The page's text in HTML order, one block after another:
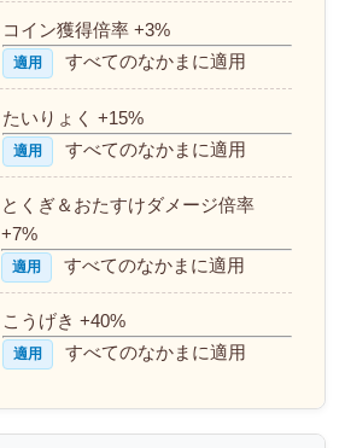
コイン獲得倍率 +3%
適用 すべてのなかまに適用
たいりょく +15%
適用 すべてのなかまに適用
とくぎ＆おたすけダメージ倍率
+7%
適用 すべてのなかまに適用
こうげき +40%
適用 すべてのなかまに適用